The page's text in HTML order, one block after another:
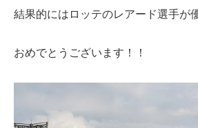
結果的にはロッテのレアード選手が
おめでとうございます！！